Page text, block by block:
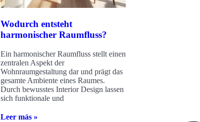
Wodurch entsteht
harmonischer Raumfluss?
Ein harmonischer Raumfluss stellt einen
zentralen Aspekt der
Wohnraumgestaltung dar und prägt das
gesamte Ambiente eines Raumes.
Durch bewusstes Interior Design lassen
sich funktionale und
Leer más »